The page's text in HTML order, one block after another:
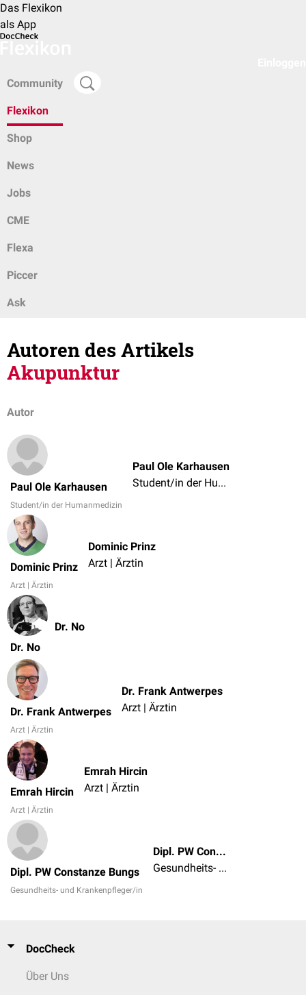
Das Flexikon
als App
Community
Flexikon
Shop
News
Jobs
CME
Flexa
Piccer
Ask
Autoren des Artikels
Akupunktur
Autor
Paul Ole Karhausen
Student/in der Humanmedizin
Paul Ole Karhausen
Student/in der Humanmedizin
Dominic Prinz
Arzt | Ärztin
Dominic Prinz
Arzt | Ärztin
Dr. No
Dr. No
Dr. Frank Antwerpes
Arzt | Ärztin
Dr. Frank Antwerpes
Arzt | Ärztin
Emrah Hircin
Arzt | Ärztin
Emrah Hircin
Arzt | Ärztin
Dipl. PW Constanze Bungs
Gesundheits- und Krankenpfleger/in
Dipl. PW Constanze Bungs
Gesundheits- und Krankenpfleger/in
DocCheck
Über Uns